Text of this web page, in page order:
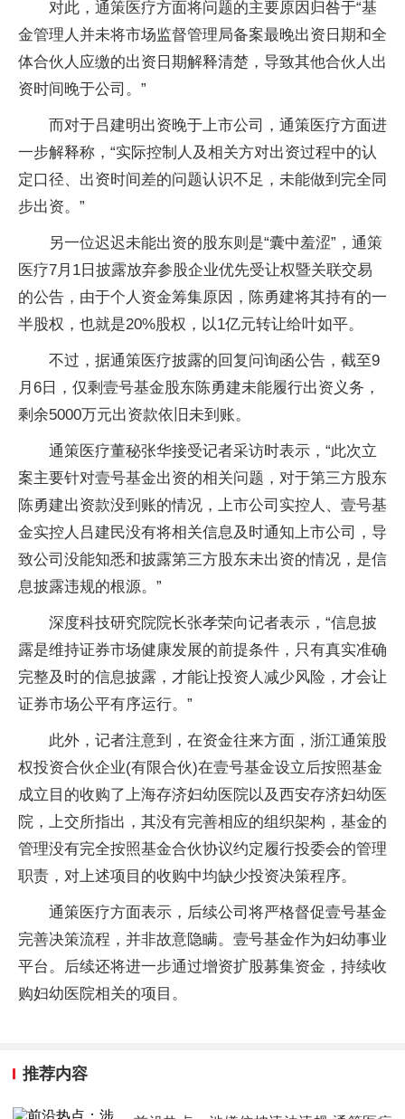
对此，通策医疗方面将问题的主要原因归咎于“基
金管理人并未将市场监督管理局备案最晚出资日期和全
体合伙人应缴的出资日期解释清楚，导致其他合伙人出
资时间晚于公司。”
而对于吕建明出资晚于上市公司，通策医疗方面进
一步解释称，“实际控制人及相关方对出资过程中的认
定口径、出资时间差的问题认识不足，未能做到完全同
步出资。”
另一位迟迟未能出资的股东则是“囊中羞涩”，通策
医疗7月1日披露放弃参股企业优先受让权暨关联交易
的公告，由于个人资金筹集原因，陈勇建将其持有的一
半股权，也就是20%股权，以1亿元转让给叶如平。
不过，据通策医疗披露的回复问询函公告，截至9
月6日，仅剩壹号基金股东陈勇建未能履行出资义务，
剩余5000万元出资款依旧未到账。
通策医疗董秘张华接受记者采访时表示，“此次立
案主要针对壹号基金出资的相关问题，对于第三方股东
陈勇建出资款没到账的情况，上市公司实控人、壹号基
金实控人吕建民没有将相关信息及时通知上市公司，导
致公司没能知悉和披露第三方股东未出资的情况，是信
息披露违规的根源。”
深度科技研究院院长张孝荣向记者表示，“信息披
露是维持证券市场健康发展的前提条件，只有真实准确
完整及时的信息披露，才能让投资人减少风险，才会让
证券市场公平有序运行。”
此外，记者注意到，在资金往来方面，浙江通策股
权投资合伙企业(有限合伙)在壹号基金设立后按照基金
成立目的收购了上海存济妇幼医院以及西安存济妇幼医
院，上交所指出，其没有完善相应的组织架构，基金的
管理没有完全按照基金合伙协议约定履行投委会的管理
职责，对上述项目的收购中均缺少投资决策程序。
通策医疗方面表示，后续公司将严格督促壹号基金
完善决策流程，并非故意隐瞒。壹号基金作为妇幼事业
平台。后续还将进一步通过增资扩股募集资金，持续收
购妇幼医院相关的项目。
推荐内容